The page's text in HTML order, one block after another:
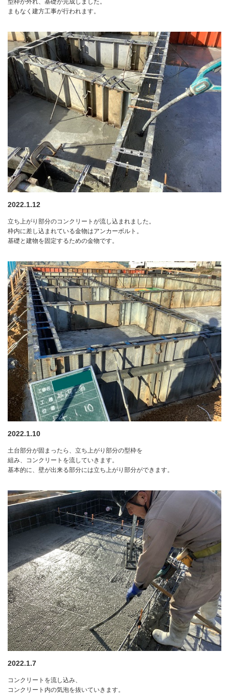
型枠が外れ、基礎が完成しました。
まもなく建方工事が行われます。
2022.1.12
立ち上がり部分のコンクリートが流し込まれました。
枠内に差し込まれている金物はアンカーボルト。
基礎と建物を固定するための金物です。
2022.1.10
土台部分が固まったら、立ち上がり部分の型枠を
組み、コンクリートを流していきます。
基本的に、壁が出来る部分には立ち上がり部分ができます。
2022.1.7
コンクリートを流し込み、
コンクリート内の気泡を抜いていきます。